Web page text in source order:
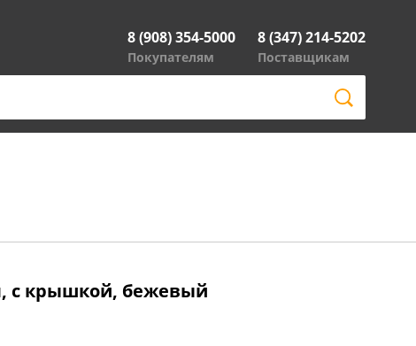
8 (908) 354-5000
Покупателям
8 (347) 214-5202
Поставщикам
с крышкой, бежевый